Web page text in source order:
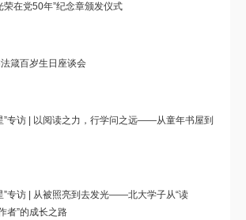
荣在党50年”纪念章颁发仪式
箴百岁生日座谈会
”专访 | 以阅读之力，行学问之远——从童年书屋到
”专访 | 从被照亮到去发光——北大学子从“读
者”的成长之路